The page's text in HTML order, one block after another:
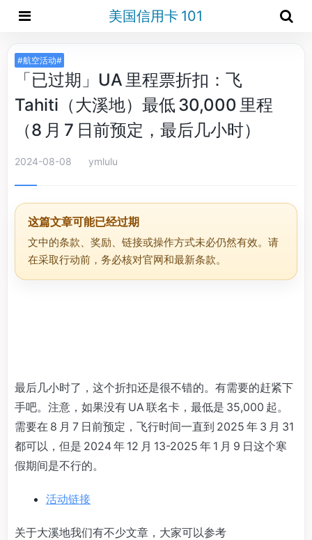
美国信用卡 101
#航空活动#
「已过期」UA 里程票折扣：飞
Tahiti（大溪地）最低 30,000 里程
（8 月 7 日前预定，最后几小时）
2024-08-08 ymlulu
这篇文章可能已经过期
文中的条款、奖励、链接或操作方式未必仍然有效。请
在采取行动前，务必核对官网和最新条款。
最后几小时了，这个折扣还是很不错的。有需要的赶紧下
手吧。注意，如果没有 UA 联名卡，最低是 35,000 起。
需要在 8 月 7 日前预定，飞行时间一直到 2025 年 3 月 31
都可以，但是 2024 年 12 月 13-2025 年 1 月 9 日这个寒
假期间是不行的。
活动链接
关于大溪地我们有不少文章，大家可以参考